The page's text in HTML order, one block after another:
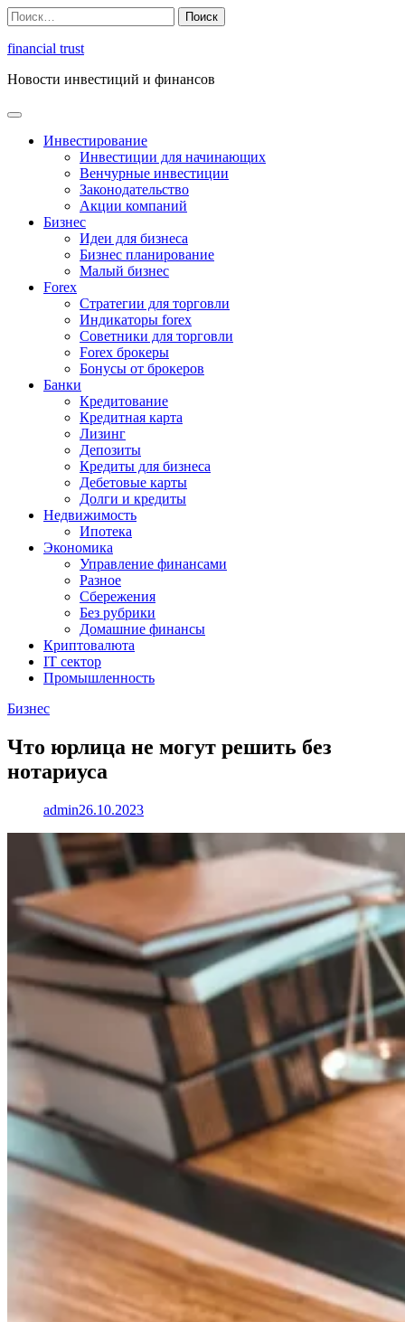
Перейти
к
содержимому
Найти:
financial trust
Новости инвестиций и финансов
Инвестирование
Инвестиции для начинающих
Венчурные инвестиции
Законодательство
Акции компаний
Бизнес
Идеи для бизнеса
Бизнес планирование
Малый бизнес
Forex
Стратегии для торговли
Индикаторы forex
Советники для торговли
Forex брокеры
Бонусы от брокеров
Банки
Кредитование
Кредитная карта
Лизинг
Депозиты
Кредиты для бизнеса
Дебетовые карты
Долги и кредиты
Недвижимость
Ипотека
Экономика
Управление финансами
Разное
Сбережения
Без рубрики
Домашние финансы
Криптовалюта
IT сектор
Промышленность
Бизнес
Что юрлица не могут решить без
нотариуса
admin26.10.2023